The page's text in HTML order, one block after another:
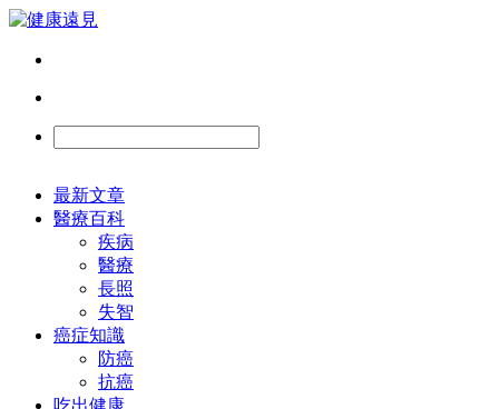
最新文章
醫療百科
疾病
醫療
長照
失智
癌症知識
防癌
抗癌
吃出健康